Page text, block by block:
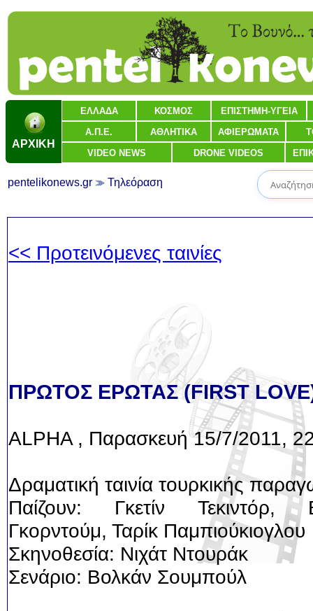
ΑΡΧΙΚΗ
ΕΛΛΑΔΑ ΚΟΣΜΟΣ ΕΠΙΣΤΗΜΗ-ΥΓΕΙΑ
Α.Π.Ε. ΑΘΛΗΤΙΚΑ ΑΦΙΕΡΩΜΑΤΑ
VIDEO NEWS DRONE VIDEOS
pentelikonews.gr Τηλεόραση
<< Προτεινόμενες ταινίες
ΠΡΩΤΟΣ ΕΡΩΤΑΣ (FIRST
ALPHA , Παρασκευή 15/7/2011,
Δραματική ταινία τουρκικής
Παίζουν: Γκετίν Τεκιντόρ,
Γκορντούμ, Ταρίκ Παμπιούκιογλου
Σκηνοθεσία: Νιχάτ Ντουράκ
Σενάριο: Βολκάν Σουμπούλ